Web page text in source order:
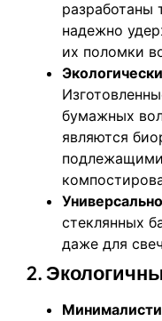
разработаны
надежно
их поломки
бумажных
являются
стеклянных
даже для
2.